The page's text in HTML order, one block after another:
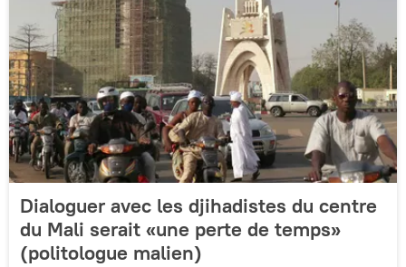
Dialoguer avec les djihadistes du centre
du Mali serait «une perte de temps»
(politologue malien)